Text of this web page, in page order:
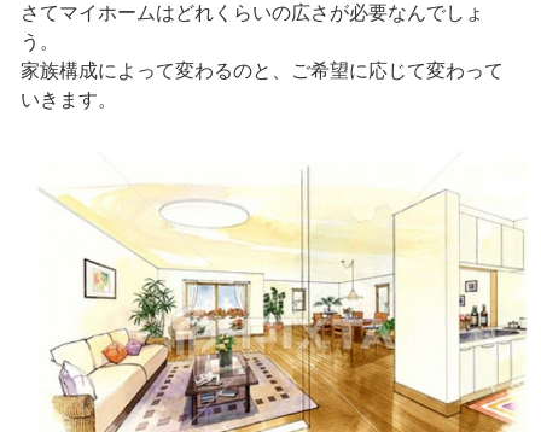
さてマイホームはどれくらいの広さが必要なんでしょ
う。
家族構成によって変わるのと、ご希望に応じて変わって
いきます。